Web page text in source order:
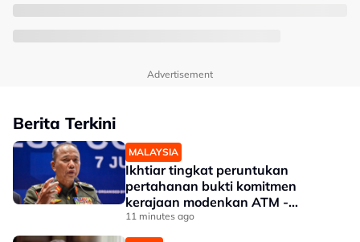
Advertisement
Berita Terkini
MALAYSIA
Ikhtiar tingkat peruntukan
pertahanan bukti komitmen
kerajaan modenkan ATM -
Panglima
11 minutes ago